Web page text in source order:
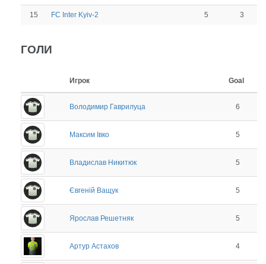
15 FC Inter Kyiv-2 5 3
ГОЛИ
Игрок Goal
Володимир Гаврилуца 6
Максим Івко 5
Владислав Никитюк 5
Євгеній Ващук 5
Ярослав Решетняк 5
Артур Астахов 4